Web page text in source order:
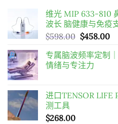
维光 MIP 633-810
波长 脑健康与免疫
$598.00 原
價
格：
$458.00目
價
专属脑波频率定制
情绪与专注力
进口TENSOR LIFE
测工具
$268.00